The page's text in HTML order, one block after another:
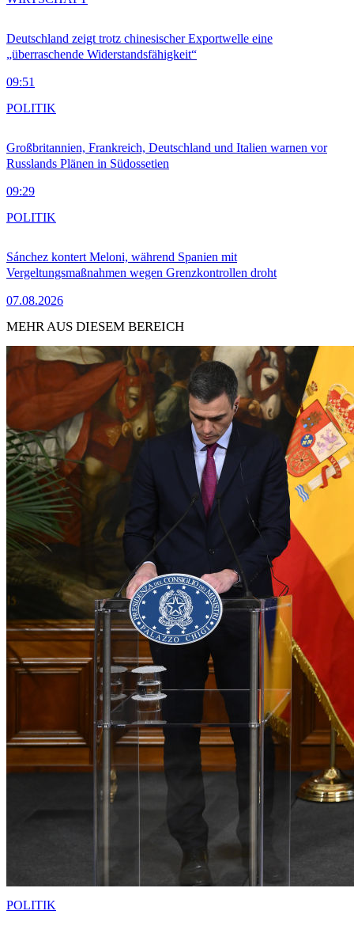
Deutschland zeigt trotz chinesischer Exportwelle eine
„überraschende Widerstandsfähigkeit“
09:51
Großbritannien, Frankreich, Deutschland und Italien warnen vor
Russlands Plänen in Südossetien
09:29
POLITIK
Sánchez kontert Meloni, während Spanien mit
Vergeltungsmaßnahmen wegen Grenzkontrollen droht
07.08.2026
POLITIK
MEHR AUS DIESEM BEREICH
POLITIK